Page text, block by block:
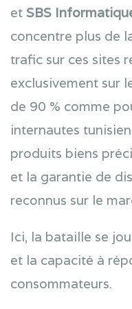
et SBS
concentre plus de
trafic sur ces sites
exclusivement sur
de 90 % comme
internautes
produits biens
et la garantie de
reconnus sur le
Ici, la bataille se
et la capacité à
consommateurs.